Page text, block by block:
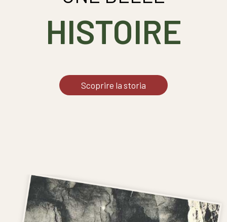
HISTOIRE
Scoprire la storia